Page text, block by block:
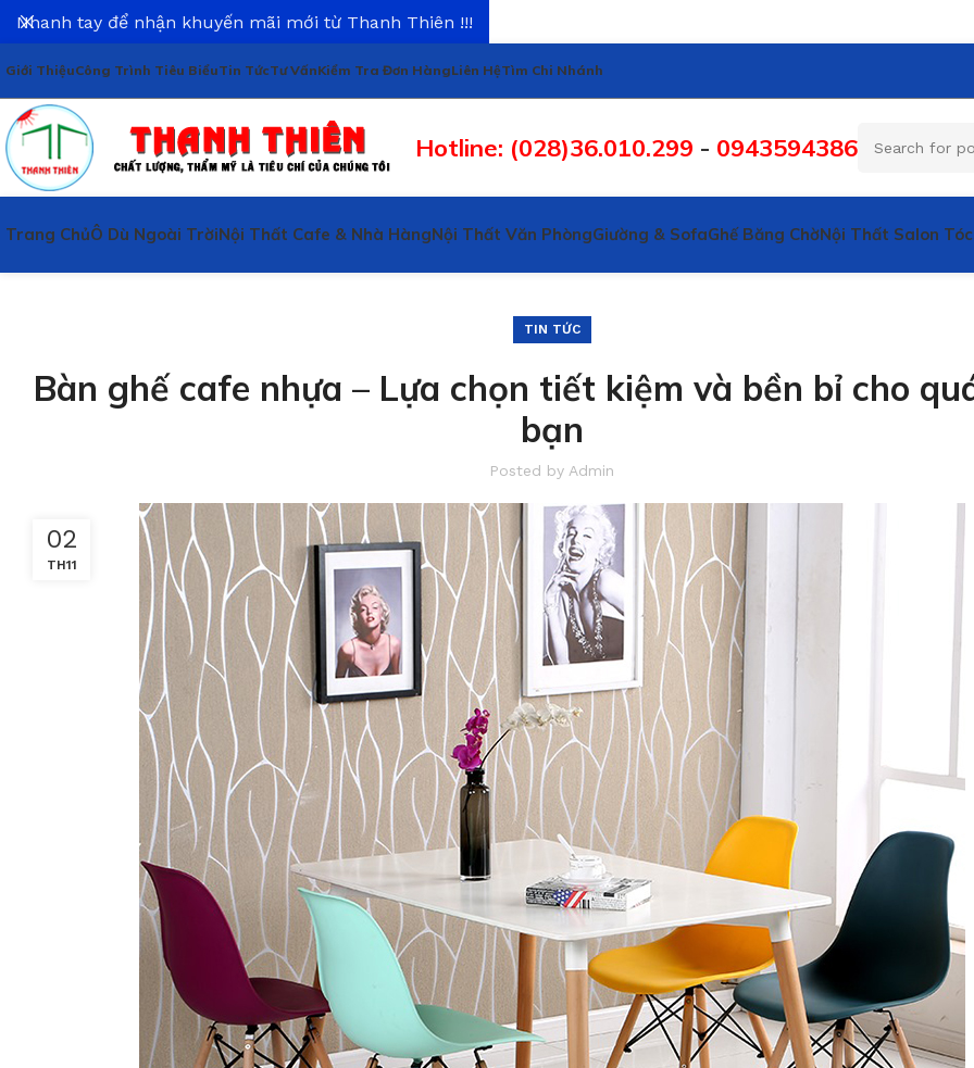
Giới ThiệuCông Trình Tiêu BiểuTin TứcTư VấnKiểm Tra Đơn HàngLiên HệTìm Chi Nhánh
Hotline: (028)36.010.299 - 0943594386
Trang ChủÔ Dù Ngoài TrờiNội Thất Cafe & Nhà HàngNội Thất Văn PhòngGiường & SofaGhế Băng ChờNội Thất Salon Tóc
TIN TỨC
Bàn ghế cafe nhựa – Lựa chọn tiết kiệm và bền bỉ cho
bạn
Posted by Admin
02
TH11
Nhanh tay để nhận khuyến mãi mới từ Thanh Thiên !!!